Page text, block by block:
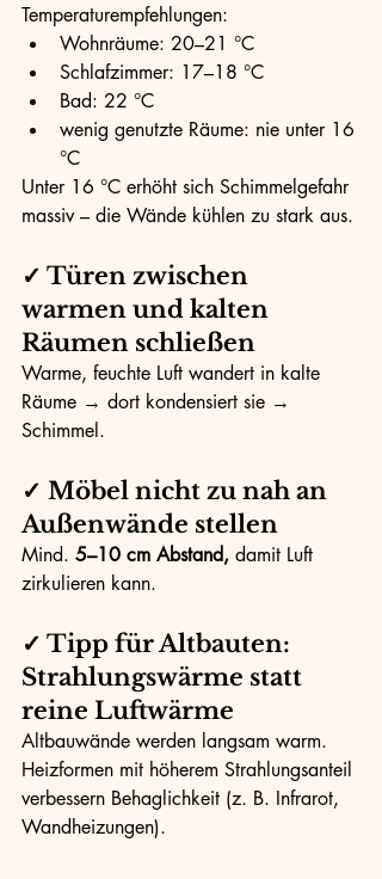
Temperaturempfehlungen:
Wohnräume: 20–21 °C
Schlafzimmer: 17–18 °C
Bad: 22 °C
wenig genutzte Räume: nie unter 16
°C
Unter 16 °C erhöht sich Schimmelgefahr
massiv – die Wände kühlen zu stark aus.
✓ Türen zwischen
warmen und kalten
Räumen schließen
Warme, feuchte Luft wandert in kalte
Räume → dort kondensiert sie →
Schimmel.
✓ Möbel nicht zu nah an
Außenwände stellen
Mind. 5–10 cm Abstand, damit Luft
zirkulieren kann.
✓ Tipp für Altbauten:
Strahlungswärme statt
reine Luftwärme
Altbauwände werden langsam warm.
Heizformen mit höherem Strahlungsanteil
verbessern Behaglichkeit (z. B. Infrarot,
Wandheizungen).